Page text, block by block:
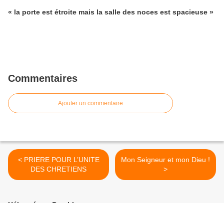
« la porte est étroite mais la salle des noces est spacieuse »
Commentaires
Ajouter un commentaire
< PRIERE POUR L’UNITE
DES CHRETIENS
Mon Seigneur et mon Dieu !
>